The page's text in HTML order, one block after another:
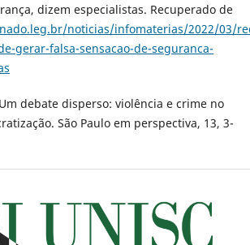
dizem especialistas. Recuperado de
noticias/infomaterias/2022/03/
gerar-falsa-sensacao-de-seguranca-
debate disperso: violência e crime no
São Paulo em perspectiva, 13, 3-